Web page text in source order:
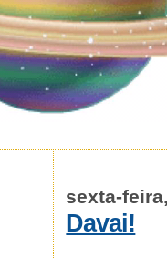
sexta-
Davai!